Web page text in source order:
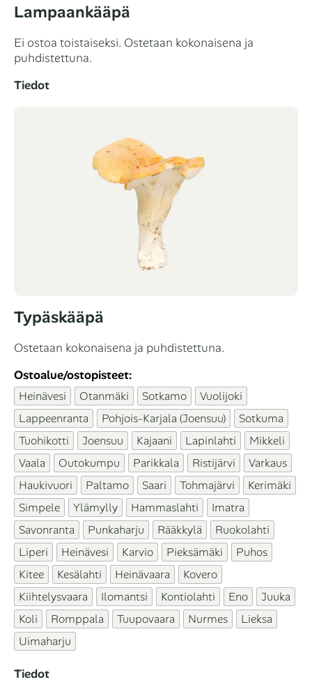
Lampaankääpä
Ei ostoa toistaiseksi. Ostetaan kokonaisena ja
puhdistettuna.
Tiedot
Typäskääpä
Ostetaan kokonaisena ja puhdistettuna.
Ostoalue/ostopisteet:
Heinävesi Otanmäki Sotkamo
Vuolijoki
Lappeenranta
Pohjois-Karjala (Joensuu)
Sotkuma
Tuohikotti
Joensuu Kajaani Lapinlahti
Mikkeli
Vaala
Outokumpu Parikkala Ristijärvi
Varkaus
Haukivuori
Paltamo Saari Tohmajärvi
Kerimäki
Simpele
Ylämylly Hammaslahti
Imatra
Savonranta
Punkaharju Rääkkylä
Ruokolahti
Liperi
Heinävesi Karvio Pieksämäki
Puhos
Kitee
Kesälahti Heinävaara
Kovero
Kiihtelysvaara
Ilomantsi Kontiolahti Eno
Juuka
Koli
Romppala Tuupovaara Nurmes
Lieksa
Uimaharju
Tiedot